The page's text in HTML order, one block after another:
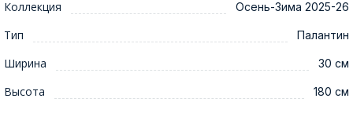
Коллекция Осень-Зима 2025-26
Тип Палантин
Ширина 30 см
Высота 180 см